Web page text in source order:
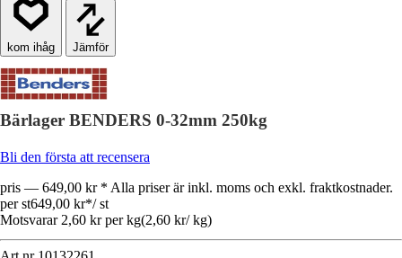
Jämför
Bärlager BENDERS 0-32mm 250kg
Bli den första att recensera
pris — 649,00 kr * Alla priser är inkl. moms och exkl. fraktkostnader.
per st649,00 kr*/ st
Motsvarar 2,60 kr per kg(2,60 kr/ kg)